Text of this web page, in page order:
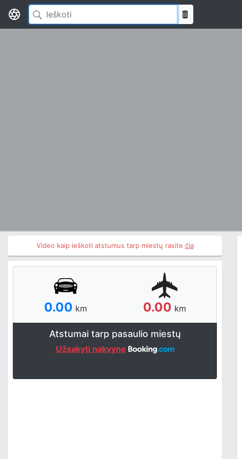
Video kaip ieškoti atstumus tarp miestų rasite čia
0.00 km 0.00 km
Atstumai tarp pasaulio miestų
Užsakyti nakvynę